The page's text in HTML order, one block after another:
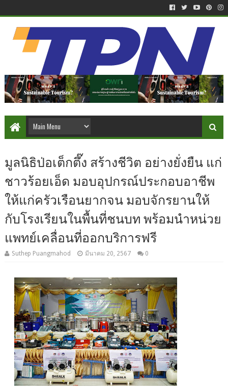
มูลนิธิป่อเต็กตึ๊ง สร้างชีวิต อย่างยั่งยืน แก่
ชาวร้อยเอ็ด มอบอุปกรณ์ประกอบอาชีพ
ให้แก่ครัวเรือนยากจน มอบจักรยานให้
กับโรงเรียนในพื้นที่ชนบท พร้อมนำหน่วย
แพทย์เคลื่อนที่ออกบริการฟรี
Suthep Puangmahod มีนาคม 20, 2567 0